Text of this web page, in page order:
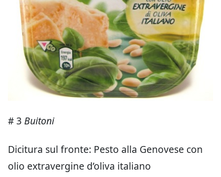
# 3 Buitoni
Dicitura sul fronte: Pesto alla Genovese con
olio extravergine d’oliva italiano